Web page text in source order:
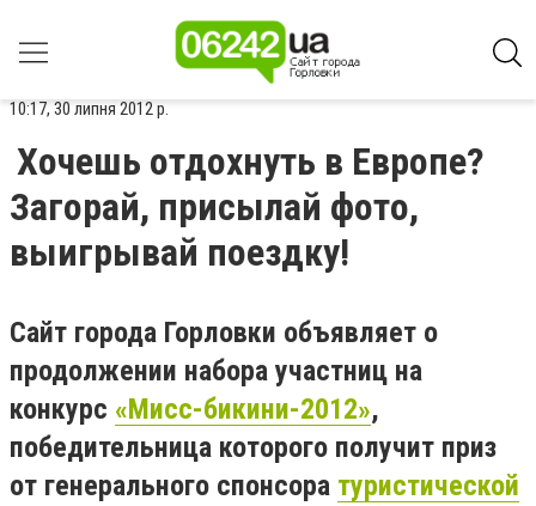
10:17, 30 липня 2012 р.
Хочешь отдохнуть в Европе?
Загорай, присылай фото,
выигрывай поездку!
Сайт города Горловки объявляет о
продолжении набора участниц на
конкурс «Мисс-бикини-2012»,
победительница которого получит приз
от генерального спонсора туристической